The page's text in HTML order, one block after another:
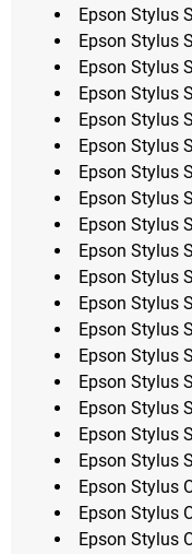
Epson Stylus
Epson Stylus
Epson Stylus
Epson Stylus
Epson Stylus
Epson Stylus
Epson Stylus
Epson Stylus
Epson Stylus
Epson Stylus
Epson Stylus
Epson Stylus
Epson Stylus
Epson Stylus
Epson Stylus
Epson Stylus
Epson Stylus
Epson Stylus
Epson Stylus
Epson Stylus
Epson Stylus